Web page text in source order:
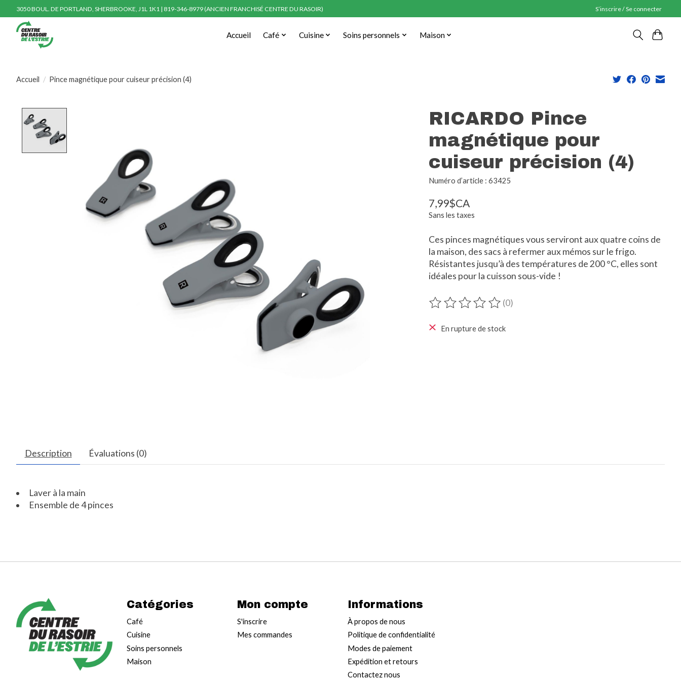
3050 BOUL. DE PORTLAND, SHERBROOKE, J1L 1K1 | 819-346-8979 (ANCIEN FRANCHISÉ CENTRE DU RASOIR) S’inscrire / Se connecter
Accueil Café Cuisine Soins personnels Maison
Accueil / Pince magnétique pour cuiseur précision (4)
RICARDO Pince
magnétique pour
cuiseur précision (4)
Numéro d’article : 63425
7,99$CA
Sans les taxes
Ces pinces magnétiques vous serviront aux quatre coins de
la maison, des sacs à refermer aux mémos sur le frigo.
Résistantes jusqu’à des températures de 200 °C, elles sont
idéales pour la cuisson sous-vide !
Ce produit est évalué à
(0)
En rupture de stock
Description Évaluations (0)
Laver à la main
Ensemble de 4 pinces
Catégories
Café
Cuisine
Soins personnels
Maison
Mon compte
S'inscrire
Mes commandes
Informations
À propos de nous
Politique de confidentialité
Modes de paiement
Expédition et retours
Contactez nous